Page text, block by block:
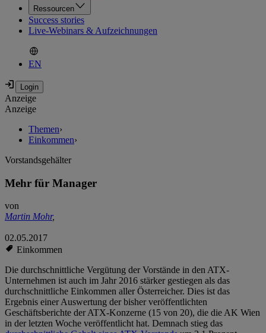
Ressourcen
Success stories
Live-Webinars & Aufzeichnungen
EN
Anzeige
Anzeige
Themen›
Einkommen›
Vorstandsgehälter
Mehr für Manager
von
Martin Mohr,
02.05.2017
Einkommen
Die durchschnittliche Vergütung der Vorstände in den ATX-
Unternehmen ist auch im Jahr 2016 stärker gestiegen als das
durchschnittliche Einkommen aller Österreicher. Dies ist das
Ergebnis einer Auswertung der bisher veröffentlichten
Geschäftsberichte der ATX-Konzerne (15 von 20), die die AK Wien
in der letzten Woche veröffentlicht hat. Demnach stieg das